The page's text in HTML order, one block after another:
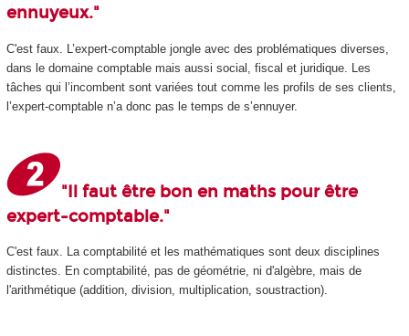
ennuyeux."
C'est faux. L’expert-comptable jongle avec des problématiques diverses,
dans le domaine comptable mais aussi social, fiscal et juridique. Les
tâches qui l’incombent sont variées tout comme les profils de ses clients,
l’expert-comptable n’a donc pas le temps de s’ennuyer.
"Il faut être bon en maths pour être
expert-comptable."
C'est faux. La comptabilité et les mathématiques sont deux disciplines
distinctes. En comptabilité, pas de géométrie, ni d'algèbre, mais de
l'arithmétique (addition, division, multiplication, soustraction).